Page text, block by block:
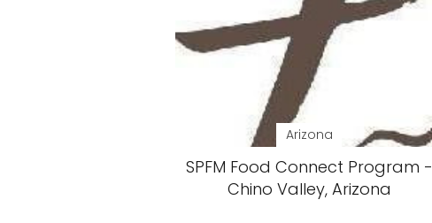
Arizona
SPFM Food Connect Program -
Chino Valley, Arizona